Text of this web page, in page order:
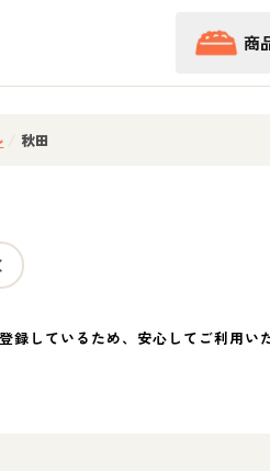
商
秋田
録しているため、安心してご利用